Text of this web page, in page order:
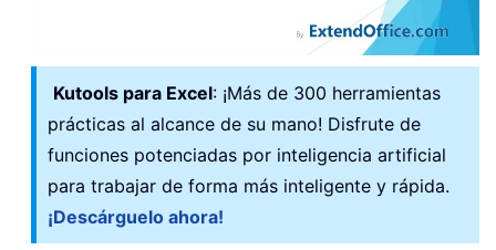
Kutools para Excel: ¡Más de 300 herramientas
prácticas al alcance de su mano! Disfrute de
funciones potenciadas por inteligencia artificial
para trabajar de forma más inteligente y rápida.
¡Descárguelo ahora!